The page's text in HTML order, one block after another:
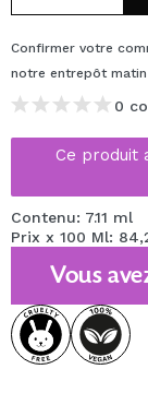
Confirmer votre
notre entrepôt matin
0
Ce produit
Contenu: 7.11 ml
Prix x 100 Ml:
Vous